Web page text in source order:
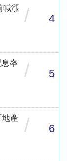
喊漲
/ 4
率
/ 5
地產
/ 6